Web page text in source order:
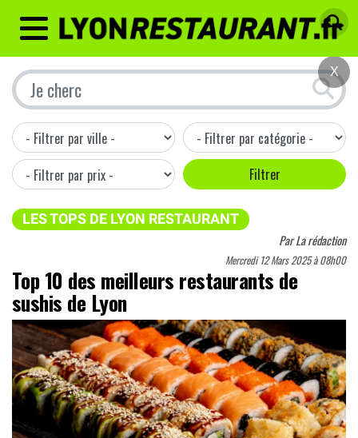
MENU
LES TOPS DE LYON RESTAURANT
ParLa rédaction
Mercredi 12 Mars 2025 à 08h00
Top 10 des meilleurs restaurants de
sushis de Lyon
X